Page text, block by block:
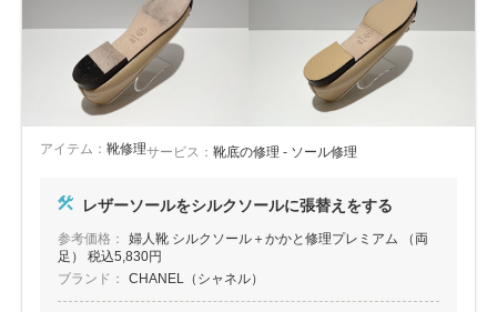
アイテム： 靴修理サービス： 靴底の修理 - ソール修理
レザーソールをシルクソールに張替えをする
参考価格：
婦人靴 シルクソール＋かかと修理プレミアム （両
足） 税込5,830円
ブランド：
CHANEL（シャネル）